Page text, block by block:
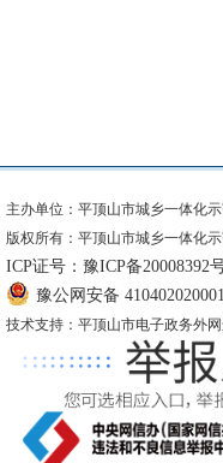
主办单位：平顶山市城乡一体化
版权所有：平顶山市城乡一体化
ICP证号：豫ICP备20008392
豫公网安备
技术支持：平顶山市电子政务外